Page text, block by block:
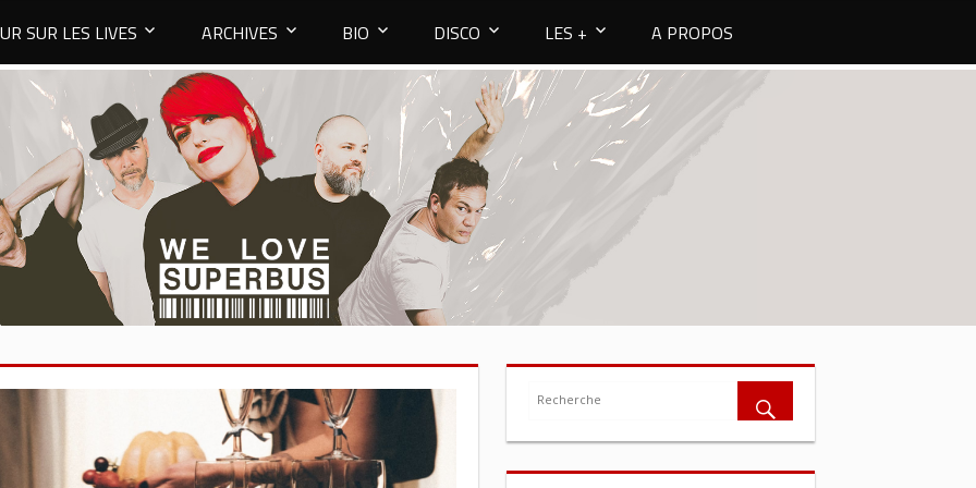
SUR LES LIVES ARCHIVES BIO DISCO LES + A PROPOS